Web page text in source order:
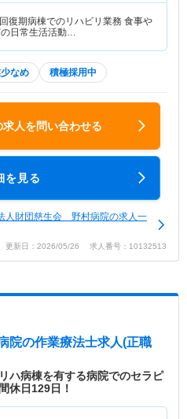
回復期病棟でのリハビリ業務 食事や
の日常生活活動…
なめ 積極採用中
求人を問い合わせる
を見る
人財団慈生会 野村病院の求人一
更新日：2026/05/26 求人番号：10132513
院の作業療法士求人(正職
ハ病棟を有する病院でのセラピ
休日129日！